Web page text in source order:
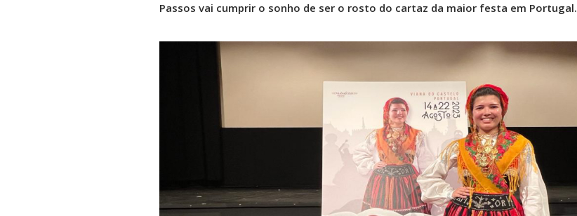
Passos vai cumprir o sonho de ser o rosto do cartaz da maior festa em Portugal.